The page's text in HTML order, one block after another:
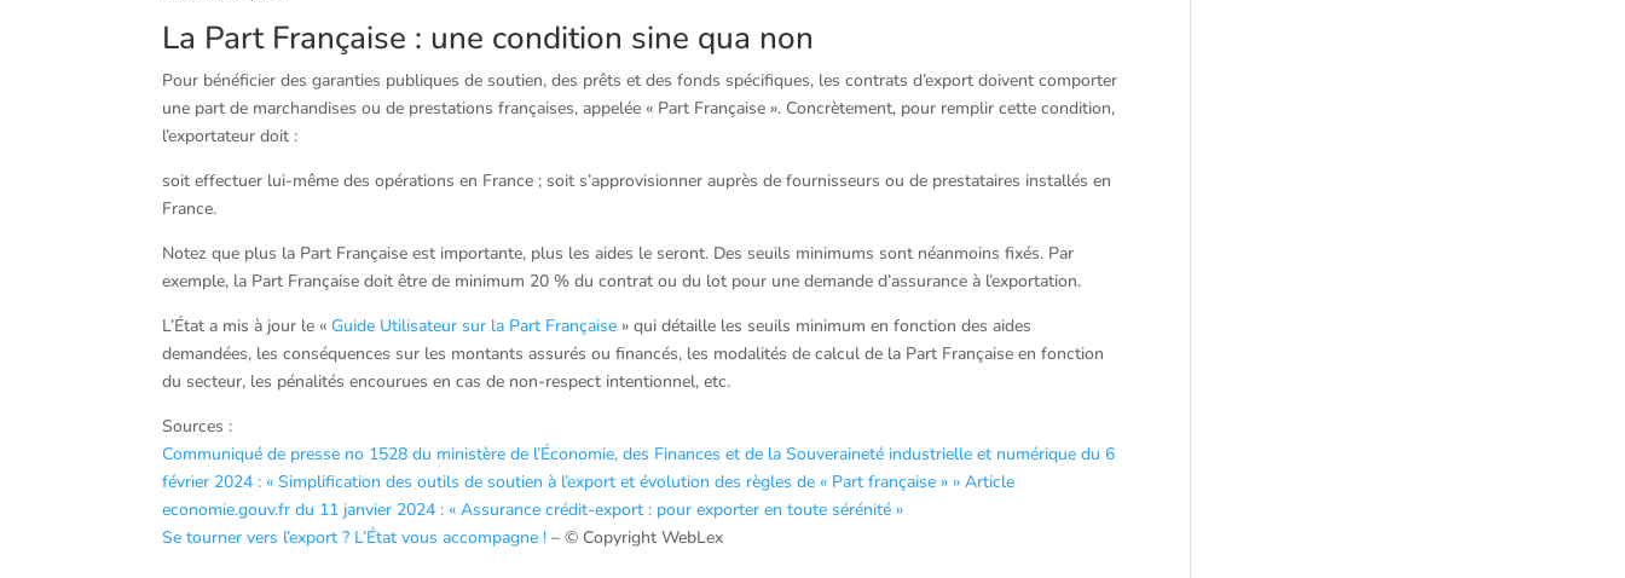
La Part Française : une condition sine qua non
Pour bénéficier des garanties publiques de soutien, des prêts et des fonds spécifiques, les contrats d’export doivent comporter
une part de marchandises ou de prestations françaises, appelée « Part Française ». Concrètement, pour remplir cette condition,
l’exportateur doit :
soit effectuer lui-même des opérations en France ; soit s’approvisionner auprès de fournisseurs ou de prestataires installés en
France.
Notez que plus la Part Française est importante, plus les aides le seront. Des seuils minimums sont néanmoins fixés. Par
exemple, la Part Française doit être de minimum 20 % du contrat ou du lot pour une demande d’assurance à l’exportation.
L’État a mis à jour le «Guide Utilisateur sur la Part Française » qui détaille les seuils minimum en fonction des aides
demandées, les conséquences sur les montants assurés ou financés, les modalités de calcul de la Part Française en fonction
du secteur, les pénalités encourues en cas de non-respect intentionnel, etc.
Sources :
Communiqué de presse no 1528 du ministère de l’Économie, des Finances et de la Souveraineté industrielle et numérique du 6
février 2024 : « Simplification des outils de soutien à l’export et évolution des règles de « Part française » » Article
economie.gouv.fr du 11 janvier 2024 : « Assurance crédit-export : pour exporter en toute sérénité »
Se tourner vers l’export ? L’État vous accompagne ! – © Copyright WebLex